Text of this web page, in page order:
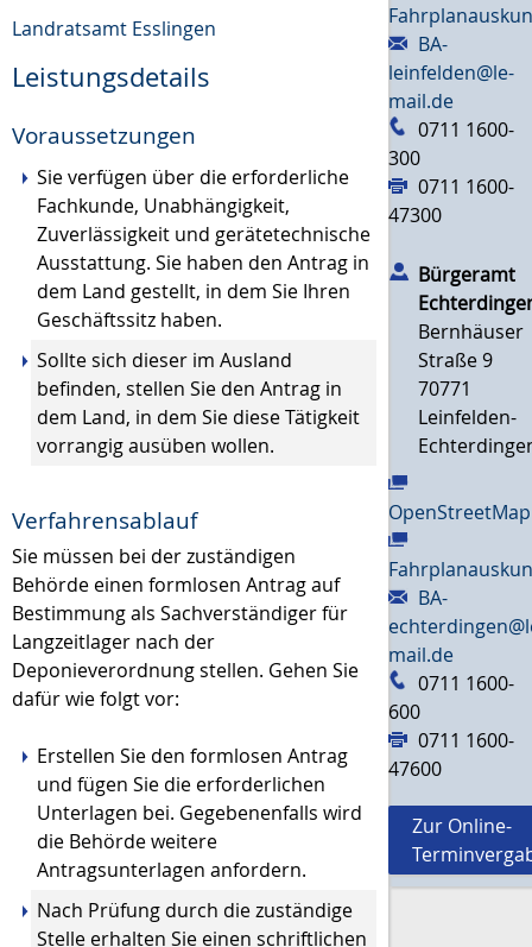
Landratsamt Esslingen
Leistungsdetails
Voraussetzungen
Sie verfügen über die erforderliche
Fachkunde, Unabhängigkeit,
Zuverlässigkeit und gerätetechnische
Ausstattung. Sie haben den Antrag in
dem Land gestellt, in dem Sie Ihren
Geschäftssitz haben.
Sollte sich dieser im Ausland
befinden, stellen Sie den Antrag in
dem Land, in dem Sie diese Tätigkeit
vorrangig ausüben wollen.
Verfahrensablauf
Sie müssen bei der zuständigen
Behörde einen formlosen Antrag auf
Bestimmung als Sachverständiger für
Langzeitlager nach der
Deponieverordnung stellen. Gehen Sie
dafür wie folgt vor:
Erstellen Sie den formlosen Antrag
und fügen Sie die erforderlichen
Unterlagen bei. Gegebenenfalls wird
die Behörde weitere
Antragsunterlagen anfordern.
Nach Prüfung durch die zuständige
Stelle erhalten Sie einen schriftlichen
BA-
leinfelden@le-
mail.de
0711 1600-
300
0711 1600-
47300
Bürgeramt
Bernhäuser
Straße 9
70771
Leinfelden-
OpenStreetMap
BA-
mail.de
0711 1600-
600
0711 1600-
47600
Zur Online-